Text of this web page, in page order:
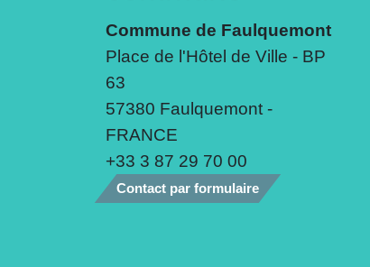
Commune de Faulquemont
Place de l'Hôtel de Ville - BP
63
57380 Faulquemont -
FRANCE
+33 3 87 29 70 00
Contact par formulaire